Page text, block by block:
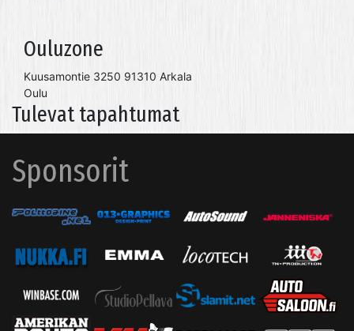
Ouluzone
Kuusamontie 3250 91310 Arkala
Oulu
Tulevat tapahtumat
Sponsorit